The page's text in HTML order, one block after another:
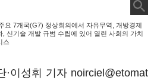
요 7개국(G7) 정상회의에서 자유무역, 개방경제
신기술 개발 규범 수립에 있어 열린 사회의 가치
스
·이성휘 기자 noirciel@etomat